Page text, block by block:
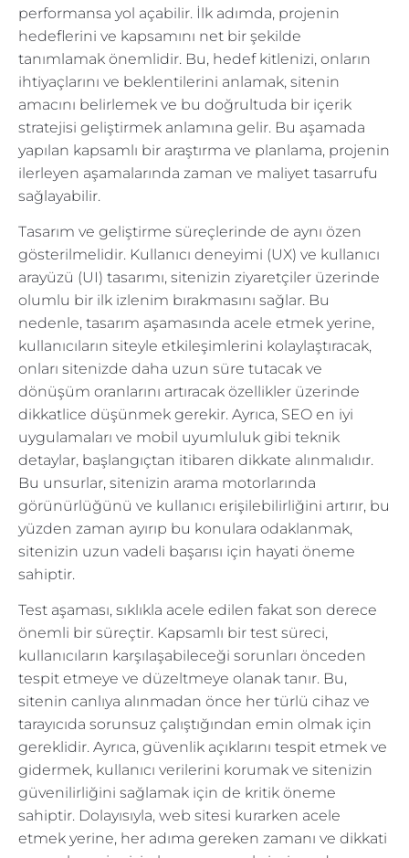
performansa yol açabilir. İlk adımda, projenin
hedeflerini ve kapsamını net bir şekilde
tanımlamak önemlidir. Bu, hedef kitlenizi, onların
ihtiyaçlarını ve beklentilerini anlamak, sitenin
amacını belirlemek ve bu doğrultuda bir içerik
stratejisi geliştirmek anlamına gelir. Bu aşamada
yapılan kapsamlı bir araştırma ve planlama, projenin
ilerleyen aşamalarında zaman ve maliyet tasarrufu
sağlayabilir.
Tasarım ve geliştirme süreçlerinde de aynı özen
gösterilmelidir. Kullanıcı deneyimi (UX) ve kullanıcı
arayüzü (UI) tasarımı, sitenizin ziyaretçiler üzerinde
olumlu bir ilk izlenim bırakmasını sağlar. Bu
nedenle, tasarım aşamasında acele etmek yerine,
kullanıcıların siteyle etkileşimlerini kolaylaştıracak,
onları sitenizde daha uzun süre tutacak ve
dönüşüm oranlarını artıracak özellikler üzerinde
dikkatlice düşünmek gerekir. Ayrıca, SEO en iyi
uygulamaları ve mobil uyumluluk gibi teknik
detaylar, başlangıçtan itibaren dikkate alınmalıdır.
Bu unsurlar, sitenizin arama motorlarında
görünürlüğünü ve kullanıcı erişilebilirliğini artırır, bu
yüzden zaman ayırıp bu konulara odaklanmak,
sitenizin uzun vadeli başarısı için hayati öneme
sahiptir.
Test aşaması, sıklıkla acele edilen fakat son derece
önemli bir süreçtir. Kapsamlı bir test süreci,
kullanıcıların karşılaşabileceği sorunları önceden
tespit etmeye ve düzeltmeye olanak tanır. Bu,
sitenin canlıya alınmadan önce her türlü cihaz ve
tarayıcıda sorunsuz çalıştığından emin olmak için
gereklidir. Ayrıca, güvenlik açıklarını tespit etmek ve
gidermek, kullanıcı verilerini korumak ve sitenizin
güvenilirliğini sağlamak için de kritik öneme
sahiptir. Dolayısıyla, web sitesi kurarken acele
etmek yerine, her adıma gereken zamanı ve dikkati